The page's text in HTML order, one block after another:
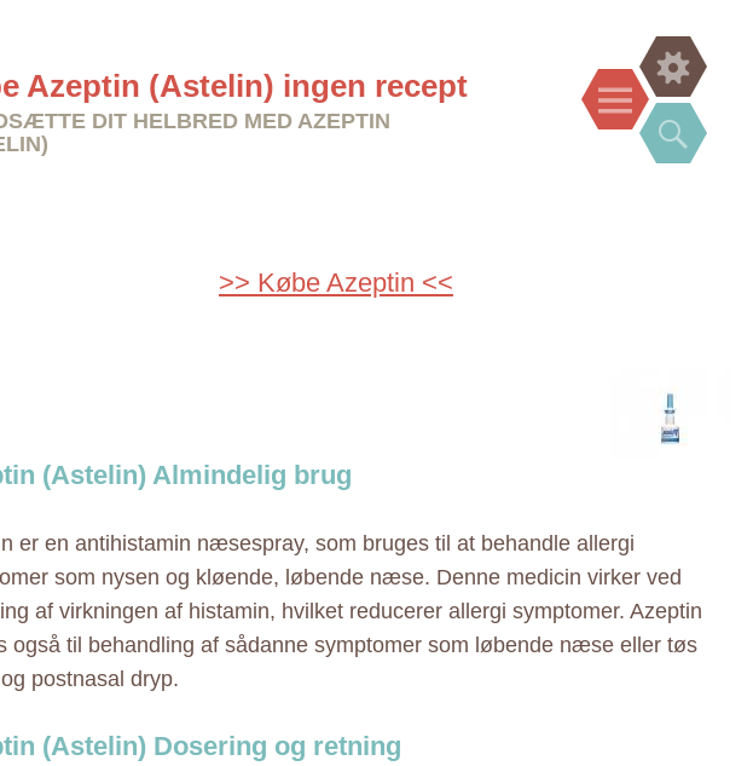
Azeptin (Astelin) ingen recept
DIT HELBRED MED AZEPTIN
Menu
Widgets
Search
>> Købe Azeptin <<
(Astelin) Almindelig brug
er en antihistamin næsespray, som bruges til at behandle allergi
som nysen og kløende, løbende næse. Denne medicin virker ved
af virkningen af histamin, hvilket reducerer allergi symptomer. Azeptin
også til behandling af sådanne symptomer som løbende næse eller tøs
postnasal dryp.
(Astelin) Dosering og retning